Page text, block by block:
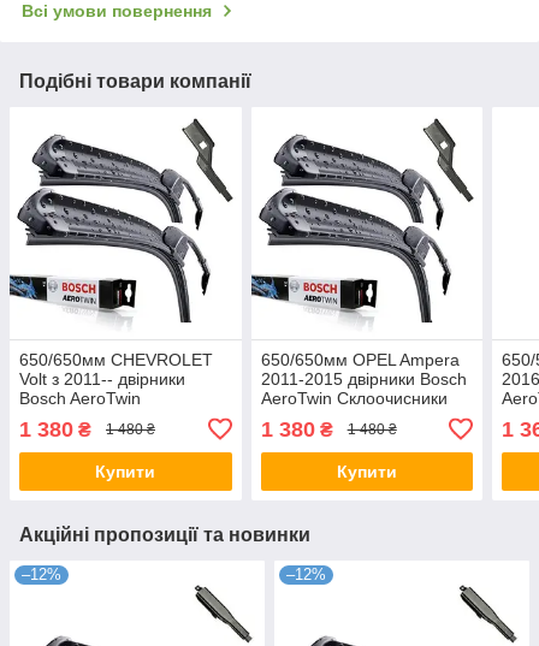
Всі умови повернення
Подібні товари компанії
650/650мм CHEVROLET
Volt з 2011-- двірники
Bosch AeroTwin
1 380 ₴ 1 480 ₴
Купити
650/650мм OPEL Ampera
2011-2015 двірники Bosch
AeroTwin Склоочисники
1 380₴ 1 480 ₴
Купити
1
Акційні пропозиції та новинки
–12% –12%